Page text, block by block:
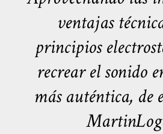
ventajas
principios
recrear el sonido
más auténtica, de